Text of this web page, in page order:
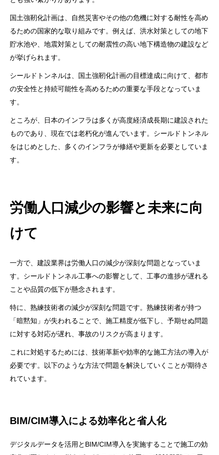
国土強靭化計画は、自然災害やその他の危機に対する耐性を高め
るための国家的な取り組みです。例えば、洪水対策としての地下
貯水池や、地震対策としての耐震性の高い地下構造物の建設など
が挙げられます。
シールドトンネルは、国土強靭化計画の目標達成に向けて、都市
の安全性と持続可能性を高めるための重要な手段となっていま
す。
ところが、日本のインフラは多くが高度経済成長期に建設された
ものであり、現在では老朽化が進んでいます。シールドトンネル
をはじめとした、多くのインフラが修繕や更新を必要としていま
す。
労働人口減少の影響と未来に向
けて
一方で、建設業界は労働人口の減少が深刻な問題となっていま
す。シールドトンネル工事への影響として、工事の進捗が遅れる
ことや品質の低下が懸念されます。
特に、熟練技術者の減少が深刻な問題です。熟練技術者が持つ
「暗黙知」が失われることで、施工精度が低下し、予期せぬ問題
に対する対応が遅れ、事故のリスクが高まります。
これに対処するためには、技術革新や効率的な施工方法の導入が
必要です。以下のような方法で問題を解決していくことが期待さ
れています。
BIM/CIM導入による効率化と省人化
デジタルデータを活用とBIM/CIM導入を実施することで施工の効